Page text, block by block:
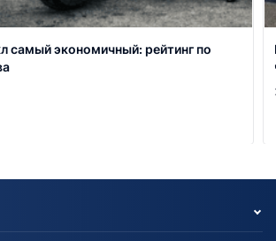
самый экономичный: рейтинг по